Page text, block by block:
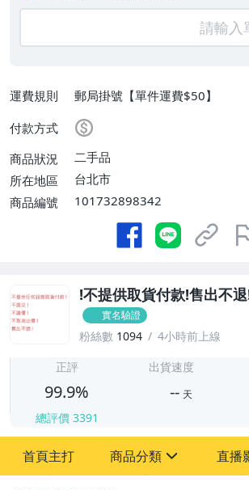
運費規則
郵局掛號【單件運費$50】
付款方式
商品狀況
二手品
所在地區
台北市
商品編號
101732898342
!不提供取貨付款!售出不
實名驗證
粉絲數 1094 4小時前上線
正評
99.9%
總評價 3391
出貨速度
-- 天
首頁主打 商品分類 直播